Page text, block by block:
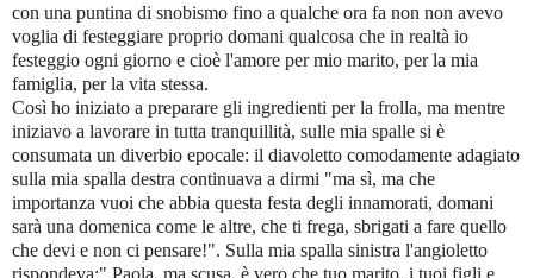
con una puntina di snobismo fino a qualche ora fa non non avevo
voglia di festeggiare proprio domani qualcosa che in realtà io
festeggio ogni giorno e cioè l'amore per mio marito, per la mia
famiglia, per la vita stessa.
Così ho iniziato a preparare gli ingredienti per la frolla, ma mentre
iniziavo a lavorare in tutta tranquillità, sulle mia spalle si è
consumata un diverbio epocale: il diavoletto comodamente adagiato
sulla mia spalla destra continuava a dirmi "ma sì, ma che
importanza vuoi che abbia questa festa degli innamorati, domani
sarà una domenica come le altre, che ti frega, sbrigati a fare quello
che devi e non ci pensare!". Sulla mia spalla sinistra l'angioletto
rispondeva:" Paola, ma scusa, è vero che tuo marito, i tuoi figli e